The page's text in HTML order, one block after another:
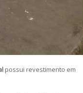
possui revestimento em